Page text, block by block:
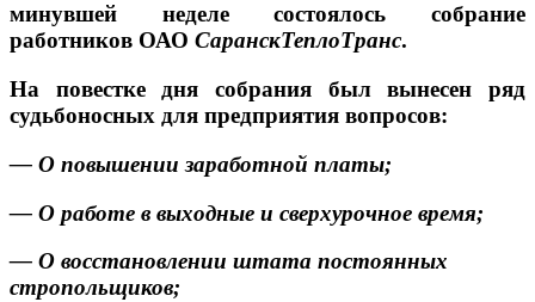
минувшей неделе состоялось собрание
работников ОАО СаранскТеплоТранс.
На повестке дня собрания был вынесен ряд
судьбоносных для предприятия вопросов:
— О повышении заработной платы;
— О работе в выходные и сверхурочное время;
— О восстановлении штата постоянных
стропольщиков;